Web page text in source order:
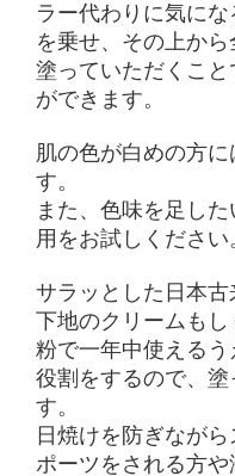
ラー代わりに気にな
を乗せ、その上か
塗っていただくこ
ができます。
肌の色が白めの方
す。
また、色味を足し
用をお試しください
サラッとした日本古
下地のクリームも
粉で一年中使える
役割をするので、
す。
日焼けを防ぎなが
ポーツをされる方